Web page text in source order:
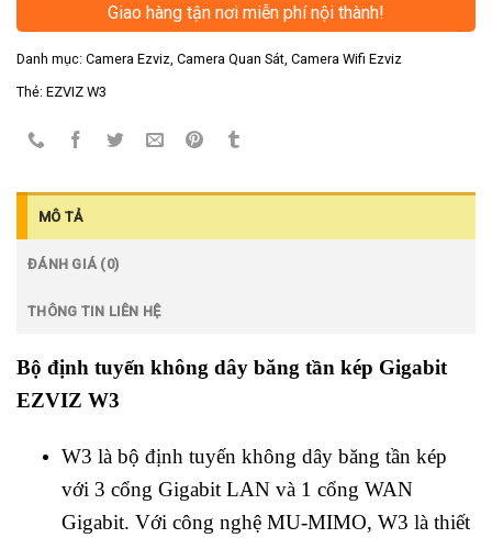
Giao hàng tận nơi miễn phí nội thành!
Danh mục: Camera Ezviz, Camera Quan Sát, Camera Wifi Ezviz
Thẻ: EZVIZ W3
MÔ TẢ
ĐÁNH GIÁ (0)
THÔNG TIN LIÊN HỆ
Bộ định tuyến không dây băng tần kép Gigabit
EZVIZ W3
W3 là bộ định tuyến không dây băng tần kép
với 3 cổng Gigabit LAN và 1 cổng WAN
Gigabit. Với công nghệ MU-MIMO, W3 là thiết